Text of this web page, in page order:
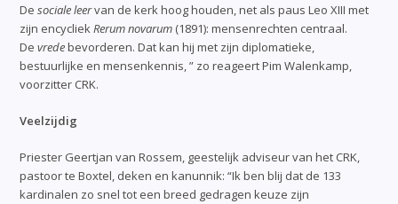
Desociale leervan de kerk hoog houden, net als paus Leo XIII met
zijn encycliekRerum novarum (1891): mensenrechten centraal.
De vredebevorderen. Dat kan hij met zijn diplomatieke,
bestuurlijke en mensenkennis, ” zo reageert Pim Walenkamp,
voorzitter CRK.
Veelzijdig
Priester Geertjan van Rossem, geestelijk adviseur van het CRK,
pastoor te Boxtel, deken en kanunnik: “Ik ben blij dat de 133
kardinalen zo snel tot een breed gedragen keuze zijn